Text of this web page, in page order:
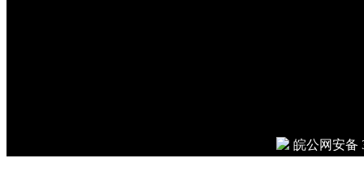
皖公网安备